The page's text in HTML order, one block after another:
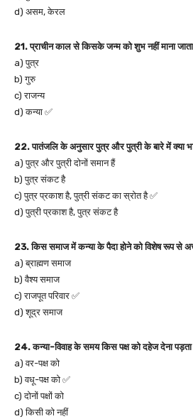
d) असम, केरल
21. प्राचीन काल से किसके जन्म को शुभ नहीं माना
a) पुत्र
b) गुरु
c) राजन्य
d) कन्या ✅
22. पातंजलि के अनुसार पुत्र और पुत्री के बारे में क्या
a) पुत्र और पुत्री दोनों समान हैं
b) पुत्र संकट है
c) पुत्र प्रकाश है, पुत्री संकट का स्रोत है ✅
d) पुत्री प्रकाश है, पुत्र संकट है
23. किस समाज में कन्या के पैदा होने को विशेष रूप से
a) ब्राह्मण समाज
b) वैश्य समाज
c) राजपूत परिवार ✅
d) शूद्र समाज
24. कन्या-विवाह के समय किस पक्ष को दहेज देना
a) वर-पक्ष को
b) वधू-पक्ष को ✅
c) दोनों पक्षों को
d) किसी को नहीं